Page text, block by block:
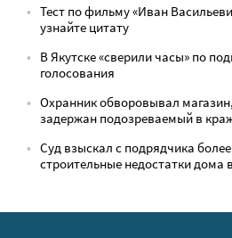
Тест по фильму «Иван
узнайте цитату
В Якутске «сверили часы» по
голосования
Охранник обворовывал
задержан подозреваемый в
Суд взыскал с подрядчика
строительные недостатки дома